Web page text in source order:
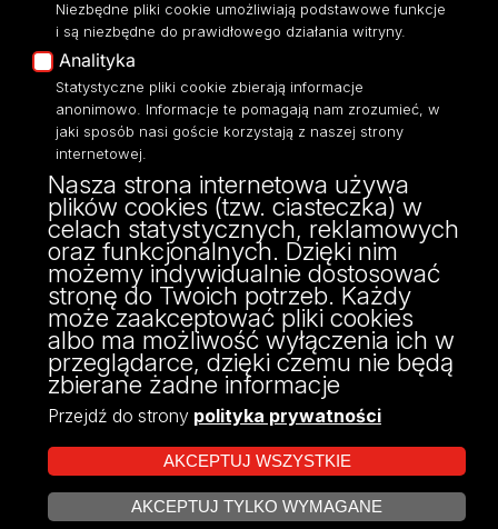
Eksperci UŁ
Polityka Prywatności
Dostępność
ul. Narutowicza 68, 90-136 Łódź
NIP: 724 000 32 43
Adres do doręczeń elektronicznych (ADE):
AE:PL-74796-17640-IHHIV-17
KONTAKT
Projekt Multiportalu UŁ współfinansowany z funduszy Unii Europejskiej w
Niezbędne pliki cookie umożliwiają podstawowe funkcje
i są niezbędne do prawidłowego działania witryny.
Analityka
Statystyczne pliki cookie zbierają informacje
anonimowo. Informacje te pomagają nam zrozumieć, w
jaki sposób nasi goście korzystają z naszej strony
internetowej.
Nasza strona internetowa używa
plików cookies (tzw. ciasteczka) w
celach statystycznych, reklamowych
oraz funkcjonalnych. Dzięki nim
możemy indywidualnie dostosować
stronę do Twoich potrzeb. Każdy
może zaakceptować pliki cookies
albo ma możliwość wyłączenia ich w
przeglądarce, dzięki czemu nie będą
zbierane żadne informacje
Przejdź do strony polityka prywatności
AKCEPTUJ WSZYSTKIE
AKCEPTUJ TYLKO WYMAGANE